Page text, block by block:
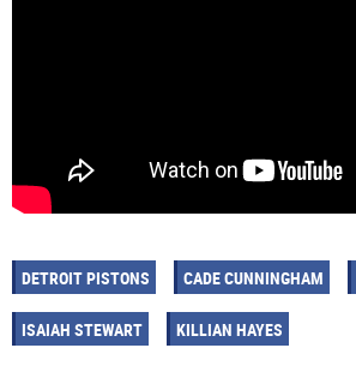
DETROIT PISTONS CADE CUNNINGHAM
ISAIAH STEWART KILLIAN HAYES